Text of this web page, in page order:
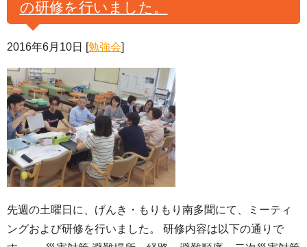
の研修を行いました。
2016年6月10日 [勉強会]
先週の土曜日に、げんき・もりもり南多聞にて、ミーティ
ングおよび研修を行いました。 研修内容は以下の通りで